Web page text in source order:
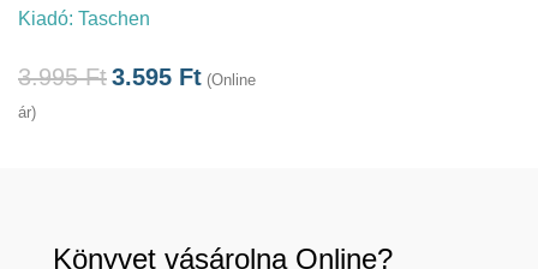
Kiadó: Taschen
3.995Ft3.595 Ft (Online
ár)
Könyvet vásárolna Online?